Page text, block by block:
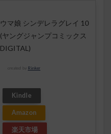
ウマ娘 シンデレラグレイ 10
(ヤングジャンプコミックス
DIGITAL)
created by Rinker
Kindle
Amazon
楽天市場